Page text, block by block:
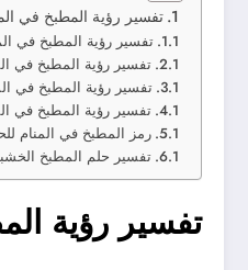
تفسير رؤية المطبخ في
تفسير رؤية المطبخ في
تفسير رؤية المطبخ في
تفسير رؤية المطبخ في
تفسير رؤية المطبخ في
رمز المطبخ في المنام
تفسير حلم المطبخ
تفسير رؤية